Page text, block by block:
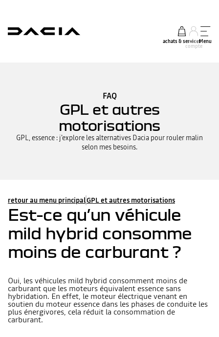
achats & services
mon
compte
Menu
FAQ
GPL et autres
motorisations
GPL, essence : j'explore les alternatives Dacia pour rouler malin
selon mes besoins.
retour au menu principalGPL et autres motorisations
Est-ce qu’un véhicule
mild hybrid consomme
moins de carburant ?
Oui, les véhicules mild hybrid consomment moins de
carburant que les moteurs équivalent essence sans
hybridation. En effet, le moteur électrique venant en
soutien du moteur essence dans les phases de conduite les
plus énergivores, cela réduit la consommation de
carburant.